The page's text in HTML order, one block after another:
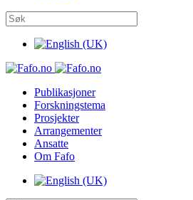
Publikasjoner
Forskningstema
Prosjekter
Arrangementer
Ansatte
Om Fafo